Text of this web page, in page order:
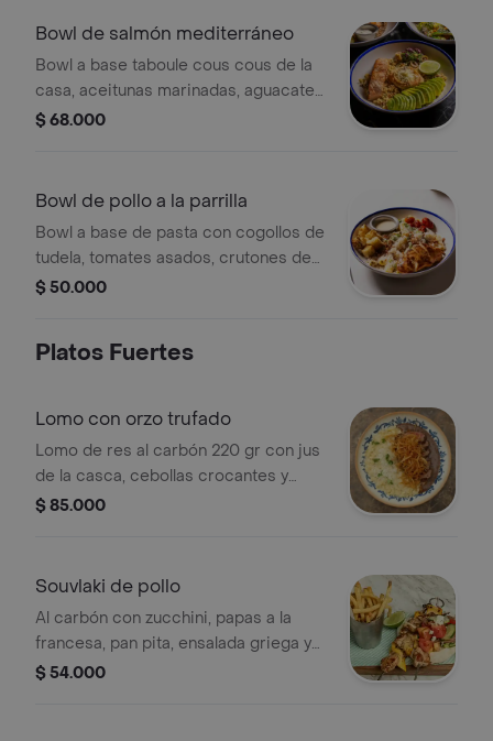
Bowl de salmón mediterráneo
Bowl a base taboule cous cous de la
casa, aceitunas marinadas, aguacate,
hummus, queso feta y salmón.
$ 68.000
Bowl de pollo a la parrilla
Bowl a base de pasta con cogollos de
tudela, tomates asados, crutones de
focaccia, tocineta crocante,
$ 50.000
Platos Fuertes
Lomo con orzo trufado
Lomo de res al carbón 220 gr con jus
de la casca, cebollas crocantes y
acompañado de orzo trufado.
$ 85.000
Souvlaki de pollo
Al carbón con zucchini, papas a la
francesa, pan pita, ensalada griega y
tzatziki.
$ 54.000